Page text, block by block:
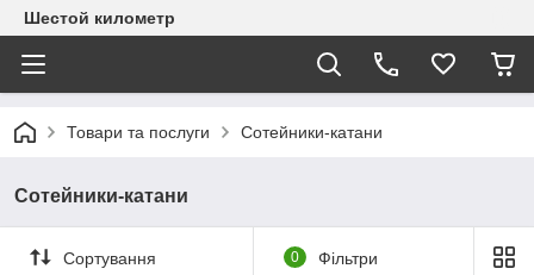
Шестой километр
Товари та послуги Сотейники-катани
Сотейники-катани
Сортування 0 Фільтри